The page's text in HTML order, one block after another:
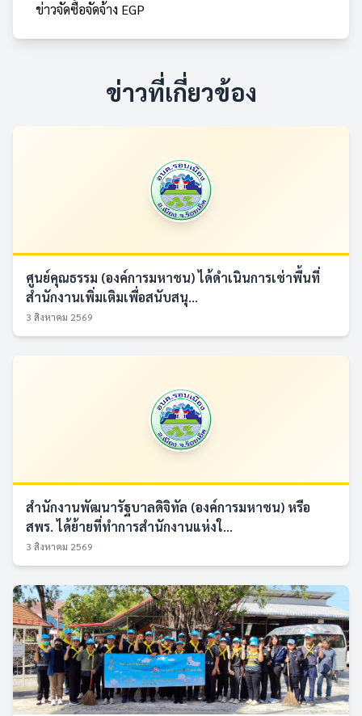
ข่าวจัดซื้อจัดจ้าง EGP
ข่าวที่เกี่ยวข้อง
ศูนย์คุณธรรม (องค์การมหาชน) ได้ดำเนินการเช่าพื้นที่
สำนักงานเพิ่มเติมเพื่อสนับสนุ...
3 สิงหาคม 2569
สำนักงานพัฒนารัฐบาลดิจิทัล (องค์การมหาชน) หรือ
สพร. ได้ย้ายที่ทำการสำนักงานแห่งใ...
3 สิงหาคม 2569